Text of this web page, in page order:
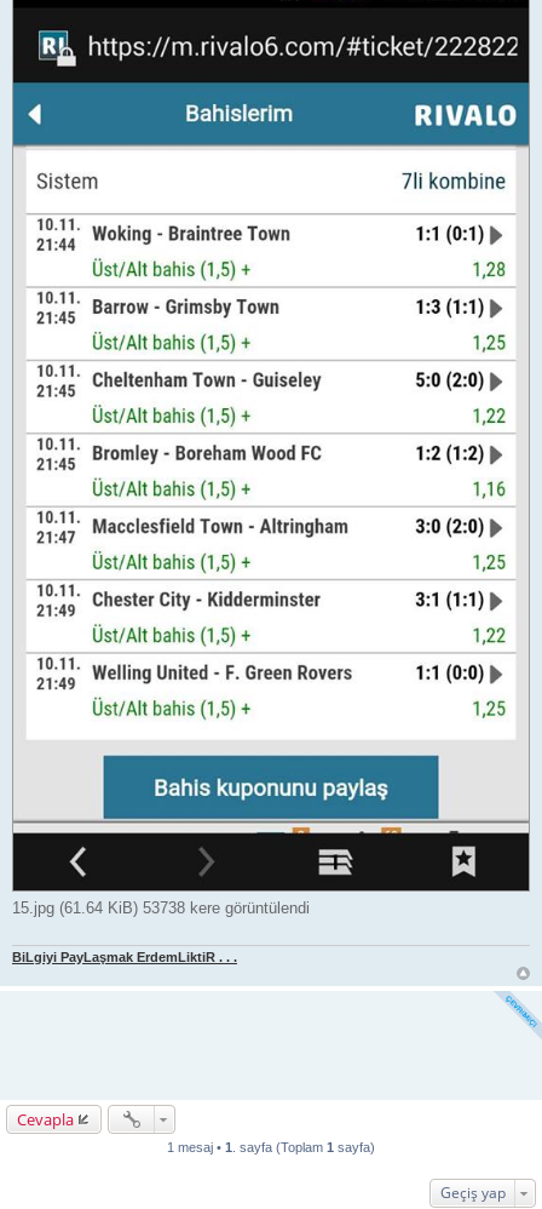
15.jpg (61.64 KiB) 53738 kere görüntülendi
BiLgiyi PayLaşmak ErdemLiktiR . . .
Cevapla
1 mesaj • 1. sayfa (Toplam 1 sayfa)
Geçiş yap